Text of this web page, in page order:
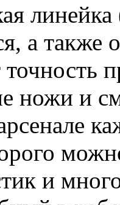
а также
точность
ножи и
и